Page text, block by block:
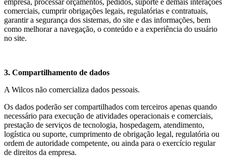
comerciais, cumprir obrigações legais, regulatórias e contratuais,
garantir a segurança dos sistemas, do site e das informações, bem
como melhorar a navegação, o conteúdo e a experiência do usuário
no site.
3. Compartilhamento de dados
A Wilcos não comercializa dados pessoais.
Os dados poderão ser compartilhados com terceiros apenas quando
necessário para execução de atividades operacionais e comerciais,
prestação de serviços de tecnologia, hospedagem, atendimento,
logística ou suporte, cumprimento de obrigação legal, regulatória ou
ordem de autoridade competente, ou ainda para o exercício regular
de direitos da empresa.